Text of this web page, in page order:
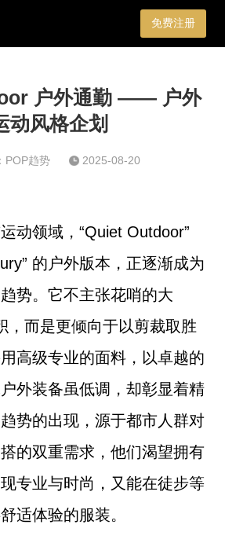
免费注册
户外通勤 —— 户外
动风格企划
POP趋势 2025-08-20
动领域，“Quiet Outdoor”
的户外版本，正逐渐成为
势。它不主张花哨的大
，而是更倾向于以剪裁取胜
高级专业的面料，以卓越的
外装备虽低调，却彰显着精
势的出现，源于都市人群对
的双重需求，他们渴望拥有
专业与时尚，又能在徒步等
适体验的服装。